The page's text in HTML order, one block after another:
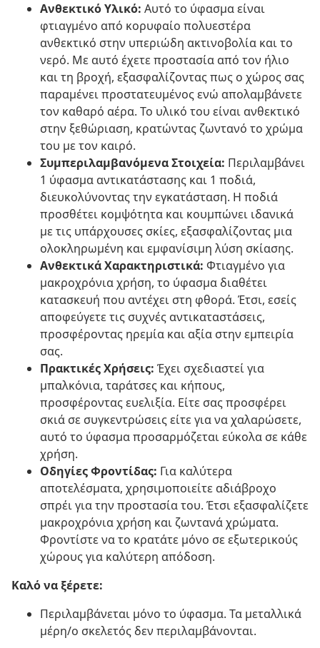
Ανθεκτικό Υλικό: Αυτό το ύφασμα είναι
φτιαγμένο από κορυφαίο πολυεστέρα
ανθεκτικό στην υπεριώδη ακτινοβολία και το
νερό. Με αυτό έχετε προστασία από τον ήλιο
και τη βροχή, εξασφαλίζοντας πως ο χώρος σας
παραμένει προστατευμένος ενώ απολαμβάνετε
τον καθαρό αέρα. Το υλικό του είναι ανθεκτικό
στην ξεθώριαση, κρατώντας ζωντανό το χρώμα
του με τον καιρό.
Συμπεριλαμβανόμενα Στοιχεία: Περιλαμβάνει
1 ύφασμα αντικατάστασης και 1 ποδιά,
διευκολύνοντας την εγκατάσταση. Η ποδιά
προσθέτει κομψότητα και κουμπώνει ιδανικά
με τις υπάρχουσες σκίες, εξασφαλίζοντας μια
ολοκληρωμένη και εμφανίσιμη λύση σκίασης.
Ανθεκτικά Χαρακτηριστικά: Φτιαγμένο για
μακροχρόνια χρήση, το ύφασμα διαθέτει
κατασκευή που αντέχει στη φθορά. Έτσι, εσείς
αποφεύγετε τις συχνές αντικαταστάσεις,
προσφέροντας ηρεμία και αξία στην εμπειρία
σας.
Πρακτικές Χρήσεις: Έχει σχεδιαστεί για
μπαλκόνια, ταράτσες και κήπους,
προσφέροντας ευελιξία. Είτε σας προσφέρει
σκιά σε συγκεντρώσεις είτε για να χαλαρώσετε,
αυτό το ύφασμα προσαρμόζεται εύκολα σε κάθε
χρήση.
Οδηγίες Φροντίδας: Για καλύτερα
αποτελέσματα, χρησιμοποιείτε αδιάβροχο
σπρέι για την προστασία του. Έτσι εξασφαλίζετε
μακροχρόνια χρήση και ζωντανά χρώματα.
Φροντίστε να το κρατάτε μόνο σε εξωτερικούς
χώρους για καλύτερη απόδοση.
Καλό να ξέρετε:
Περιλαμβάνεται μόνο το ύφασμα. Τα μεταλλικά
μέρη/ο σκελετός δεν περιλαμβάνονται.